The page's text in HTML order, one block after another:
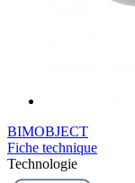
BIMOBJECT
Fiche technique
Technologie